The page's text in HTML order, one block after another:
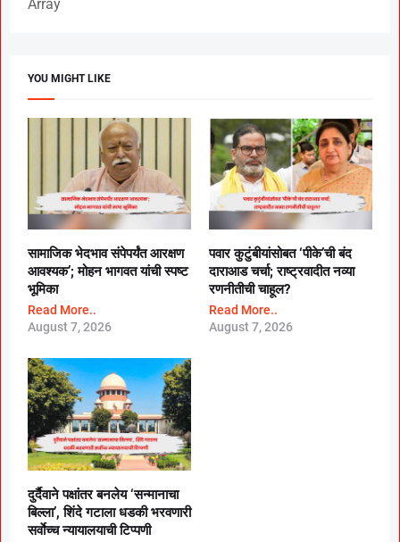
Array
YOU MIGHT LIKE
सामाजिक भेदभाव संपेपर्यंत आरक्षण
आवश्यक’; मोहन भागवत यांची स्पष्ट
भूमिका
Read More..
August 7, 2026
पवार कुटुंबीयांसोबत ‘पीके’ची बंद
दाराआड चर्चा; राष्ट्रवादीत नव्या
रणनीतीची चाहूल?
Read More..
August 7, 2026
दुर्दैवाने पक्षांतर बनलेय ‘सन्मानाचा
बिल्ला’, शिंदे गटाला धडकी भरवणारी
सर्वाेच्च न्यायालयाची टिप्पणी